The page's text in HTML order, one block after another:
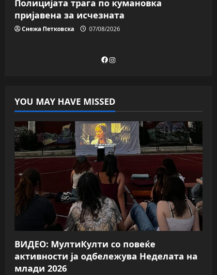
Полицијата трага пo кумановка
пријавена за исчезната
Снежа Петковска 07/08/2026
Facebook
Instagram
YOU MAY HAVE MISSED
ВИДЕО: МултиКулти со повеќе
активности ја одбележува Неделата на
млади 2026